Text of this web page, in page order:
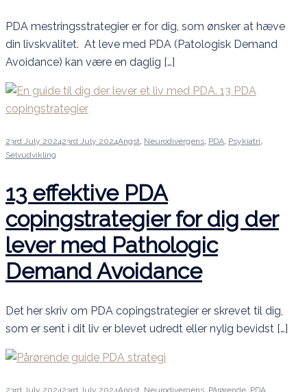
PDA mestringsstrategier er for dig, som ønsker at hæve
din livskvalitet. At leve med PDA (Patologisk Demand
Avoidance) kan være en daglig […]
23rd July 202423rd July 2024Angst, Neurodivergens, PDA, Psykiatri,
Selvudvikling
13 effektive PDA
copingstrategier for dig der
lever med Pathologic
Demand Avoidance
Det her skriv om PDA copingstrategier er skrevet til dig,
som er sent i dit liv er blevet udredt eller nylig bevidst […]